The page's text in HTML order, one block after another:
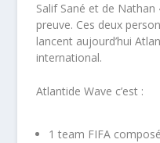
Salif Sané et de
preuve. Ces deux
lancent aujourd’hui
international.
Atlantide Wave c’est :
1 team FIFA